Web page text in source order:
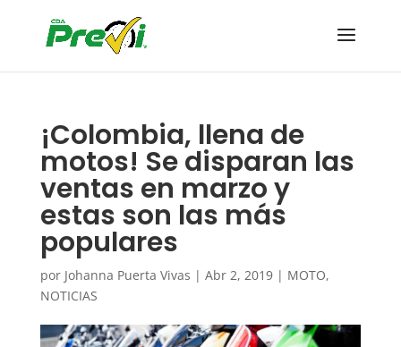
¡Colombia, llena de
motos! Se disparan las
ventas en marzo y
estas son las más
populares
por Johanna Puerta Vivas | Abr 2, 2019| MOTO,
NOTICIAS